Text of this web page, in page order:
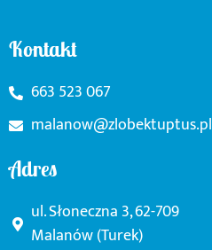
Kontakt
663 523 067
malanow@zlobektuptus.pl
Adres
ul. Słoneczna 3, 62-709
Malanów (Turek)